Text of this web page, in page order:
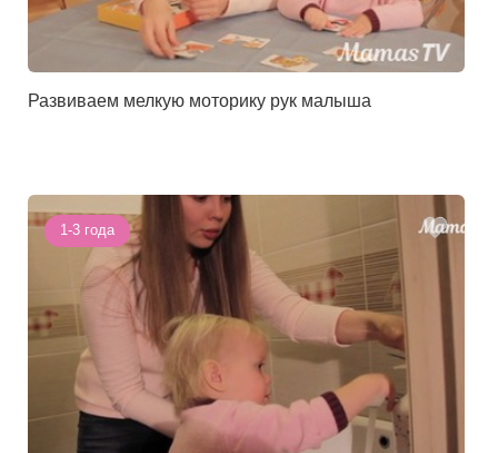
Развиваем мелкую моторику рук малыша
1-3 года